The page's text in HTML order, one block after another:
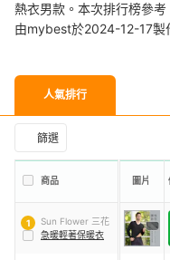
熱衣男款。本次排行榜參
由mybest於2024-12-17製
人氣排行
篩選
商品 圖片
1
Sun Flower 三花
急暖輕著保暖衣